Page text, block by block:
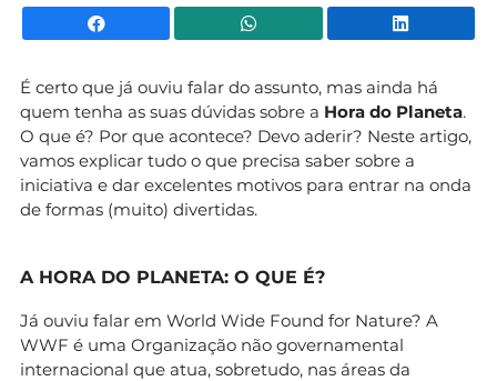
Facebook WhatsApp
É certo que já ouviu falar do assunto, mas ainda há
quem tenha as suas dúvidas sobre a Hora do Planeta.
O que é? Por que acontece? Devo aderir? Neste artigo,
vamos explicar tudo o que precisa saber sobre a
iniciativa e dar excelentes motivos para entrar na onda
de formas (muito) divertidas.
A HORA DO PLANETA: O QUE É?
Já ouviu falar em World Wide Found for Nature? A
WWF é uma Organização não governamental
internacional que atua, sobretudo, nas áreas da